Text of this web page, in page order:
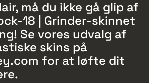
må du ikke gå glip af
18 | Grinder-skinnet
Se vores udvalg af
skins på
for at løfte dit